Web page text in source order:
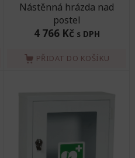
Nástěnná hrázda nad
postel
4 766 Kč s DPH
PŘIDAT DO KOŠÍKU